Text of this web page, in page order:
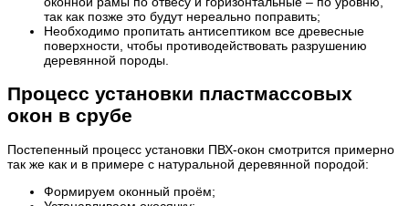
так как позже это будут нереально поправить;
Необходимо пропитать антисептиком все древесные
поверхности, чтобы противодействовать разрушению
деревянной породы.
Процесс установки пластмассовых
окон в срубе
Постепенный процесс установки ПВХ-окон смотрится примерно
так же как и в примере с натуральной деревянной породой:
Формируем оконный проём;